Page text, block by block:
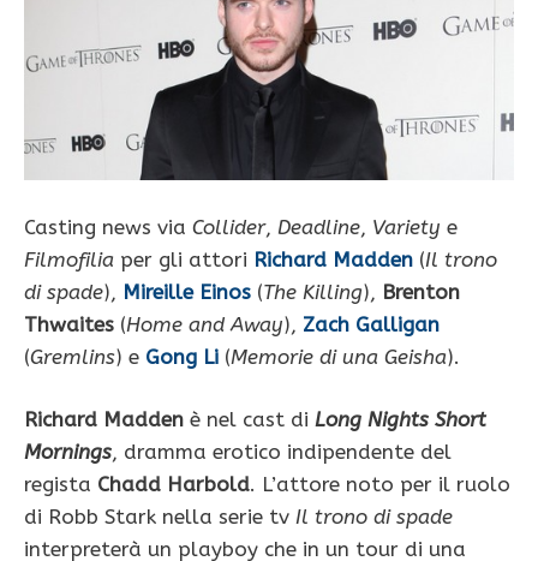
Casting news via Collider, Deadline, Variety e
Filmofilia per gli attori Richard Madden (Il trono
di spade), Mireille Einos (The Killing), Brenton
Thwaites (Home and Away), Zach Galligan
(Gremlins) e Gong Li (Memorie di una Geisha).
Richard Madden è nel cast di Long Nights Short
Mornings, dramma erotico indipendente del
regista Chadd Harbold. L’attore noto per il ruolo
di Robb Stark nella serie tv Il trono di spade
interpreterà un playboy che in un tour di una